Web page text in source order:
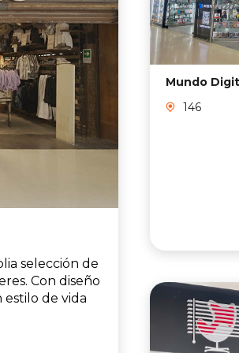
selección de
Con diseño
estilo de vida
Mundo
146